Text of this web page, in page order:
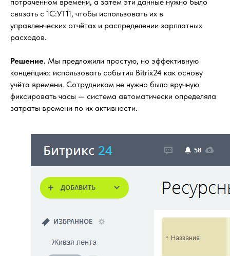
связать с 1С:УТ11, чтобы использовать их в
управленческих отчётах и распределении зарплатных
расходов.
Решение. Мы предложили простую, но эффективную
концепцию: использовать события Bitrix24 как основу
учёта времени. Сотрудникам не нужно было вручную
фиксировать часы — система автоматически определяла
затраты времени по их активности.